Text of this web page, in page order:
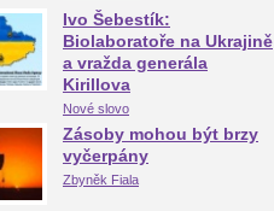
Ivo Šebestík:
Biolaboratoře na Ukrajině
a vražda generála
Kirillova
Nové slovo
Zásoby mohou být brzy
vyčerpány
Zbyněk Fiala